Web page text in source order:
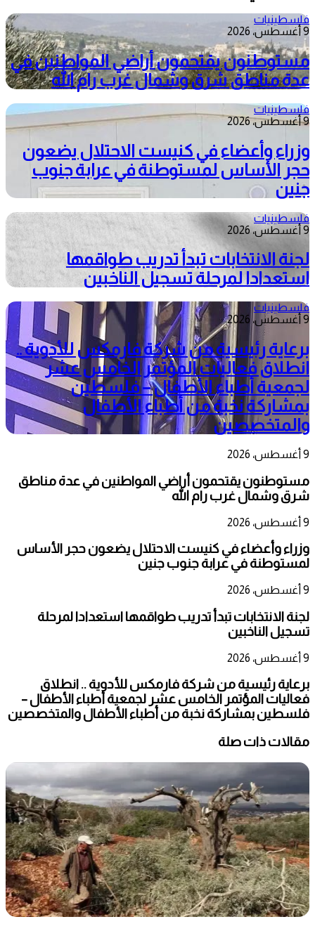
فلسطينيات
9 أغسطس، 2026
مستوطنون يقتحمون أراضي المواطنين في
عدة مناطق شرق وشمال غرب رام الله
فلسطينيات
9 أغسطس، 2026
وزراء وأعضاء في كنيست الاحتلال يضعون
حجر الأساس لمستوطنة في عرابة جنوب
جنين
فلسطينيات
9 أغسطس، 2026
لجنة الانتخابات تبدأ تدريب طواقمها
استعدادا لمرحلة تسجيل الناخبين
فلسطينيات
9 أغسطس، 2026
برعاية رئيسية من شركة فارمكس للأدوية ..
انطلاق فعاليات المؤتمر الخامس عشر
لجمعية أطباء الأطفال – فلسطين
بمشاركة نخبة من أطباء الأطفال
والمتخصصين
9 أغسطس، 2026
مستوطنون يقتحمون أراضي المواطنين في عدة مناطق
شرق وشمال غرب رام الله
9 أغسطس، 2026
وزراء وأعضاء في كنيست الاحتلال يضعون حجر الأساس
لمستوطنة في عرابة جنوب جنين
9 أغسطس، 2026
لجنة الانتخابات تبدأ تدريب طواقمها استعدادا لمرحلة
تسجيل الناخبين
9 أغسطس، 2026
برعاية رئيسية من شركة فارمكس للأدوية .. انطلاق
فعاليات المؤتمر الخامس عشر لجمعية أطباء الأطفال –
فلسطين بمشاركة نخبة من أطباء الأطفال والمتخصصين
مقالات ذات صلة